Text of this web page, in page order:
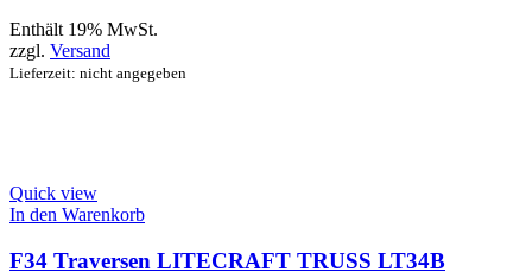
Enthält 19% MwSt.
zzgl. Versand
Lieferzeit: nicht angegeben
Quick view
In den Warenkorb
F34 Traversen LITECRAFT TRUSS LT34B